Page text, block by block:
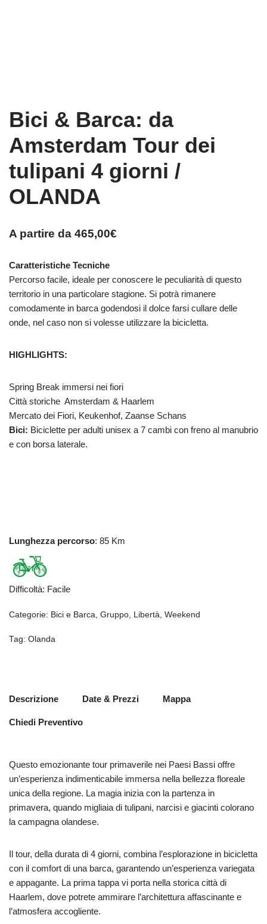
Bici & Barca: da
Amsterdam Tour dei
tulipani 4 giorni /
OLANDA
A partire da 465,00€
Caratteristiche Tecniche
Percorso facile, ideale per conoscere le peculiarità di questo
territorio in una particolare stagione. Si potrà rimanere
comodamente in barca godendosi il dolce farsi cullare delle
onde, nel caso non si volesse utilizzare la bicicletta.
HIGHLIGHTS:
Spring Break immersi nei fiori
Città storiche Amsterdam & Haarlem
Mercato dei Fiori, Keukenhof, Zaanse Schans
Bici: Biciclette per adulti unisex a 7 cambi con freno al manubrio
e con borsa laterale.
Lunghezza percorso: 85 Km
Difficoltà: Facile
Categorie: Bici e Barca, Gruppo, Libertà, Weekend
Tag: Olanda
Descrizione Date & Prezzi Mappa
Chiedi Preventivo
Questo emozionante tour primaverile nei Paesi Bassi offre
un’esperienza indimenticabile immersa nella bellezza floreale
unica della regione. La magia inizia con la partenza in
primavera, quando migliaia di tulipani, narcisi e giacinti colorano
la campagna olandese.
Il tour, della durata di 4 giorni, combina l’esplorazione in bicicletta
con il comfort di una barca, garantendo un’esperienza variegata
e appagante. La prima tappa vi porta nella storica città di
Haarlem, dove potrete ammirare l’architettura affascinante e
l’atmosfera accogliente.